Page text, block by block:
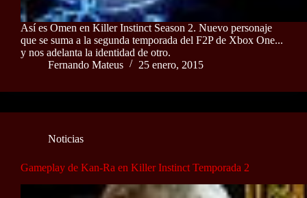
Así es Omen en Killer Instinct Season 2. Nuevo personaje
que se suma a la segunda temporada del F2P de Xbox One...
y nos adelanta la identidad de otro.
Fernando Mateus
25 enero, 2015
Noticias
Gameplay de Kan-Ra en Killer Instinct Temporada 2